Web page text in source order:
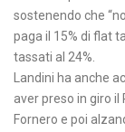
sostenendo che
paga il 15% di flat
tassati al 24%.
Landini ha anche
aver preso in giro
Fornero e poi